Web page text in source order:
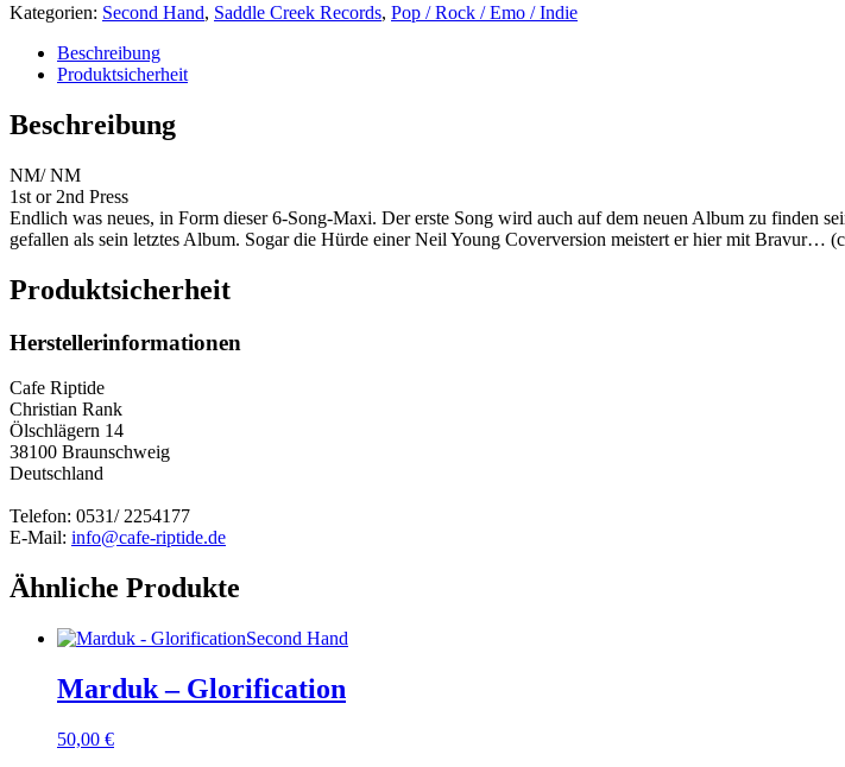
Kategorien: Second Hand, Saddle Creek Records, Pop / Rock / Emo / Indie
Beschreibung
Produktsicherheit
Beschreibung
NM/ NM
1st or 2nd Press
Endlich was neues, in Form dieser 6-Song-Maxi. Der erste Song wird auch auf dem neuen Album zu finden
gefallen als sein letztes Album. Sogar die Hürde einer Neil Young Coverversion meistert er hier mit Bravur…
Produktsicherheit
Herstellerinformationen
Cafe Riptide
Christian Rank
Ölschlägern 14
38100 Braunschweig
Deutschland
Telefon: 0531/ 2254177
E-Mail: info@cafe-riptide.de
Ähnliche Produkte
Second Hand
Marduk – Glorification
50,00 €